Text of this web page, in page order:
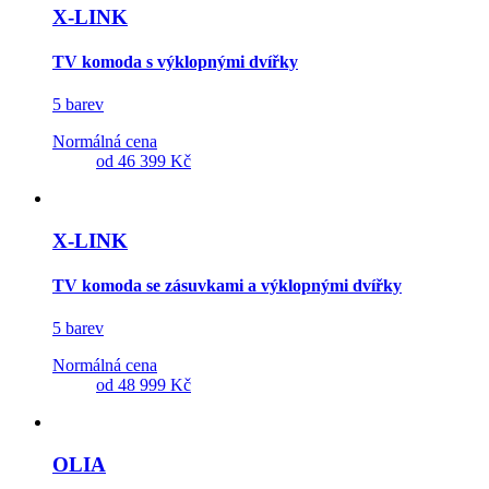
X-LINK
TV komoda s výklopnými dvířky
5 barev
Normálná cena
od 46 399 Kč
X-LINK
TV komoda se zásuvkami a výklopnými dvířky
5 barev
Normálná cena
od 48 999 Kč
OLIA